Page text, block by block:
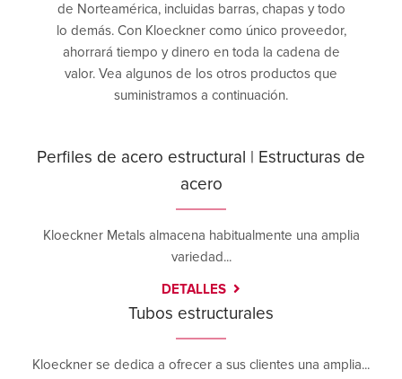
de Norteamérica, incluidas barras, chapas y todo
lo demás. Con Kloeckner como único proveedor,
ahorrará tiempo y dinero en toda la cadena de
valor. Vea algunos de los otros productos que
suministramos a continuación.
Perfiles de acero estructural | Estructuras de
acero
Kloeckner Metals almacena habitualmente una amplia
variedad...
DETALLES
Tubos estructurales
Kloeckner se dedica a ofrecer a sus clientes una amplia...